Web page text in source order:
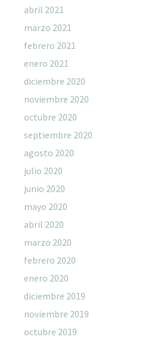
abril 2021
marzo 2021
febrero 2021
enero 2021
diciembre 2020
noviembre 2020
octubre 2020
septiembre 2020
agosto 2020
julio 2020
junio 2020
mayo 2020
abril 2020
marzo 2020
febrero 2020
enero 2020
diciembre 2019
noviembre 2019
octubre 2019